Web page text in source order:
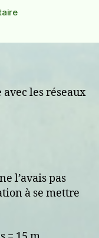
sur
les réseaux
l’avais pas
à se mettre